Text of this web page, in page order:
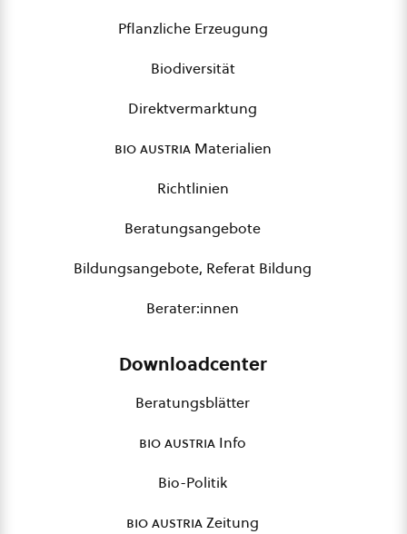
Pflanzliche Erzeugung
Biodiversität
Direktvermarktung
bio austriaMaterialien
Richtlinien
Beratungsangebote
Bildungsangebote, Referat Bildung
Berater:innen
Downloadcenter
Beratungsblätter
bio austria Info
Bio-Politik
bio austriaZeitung